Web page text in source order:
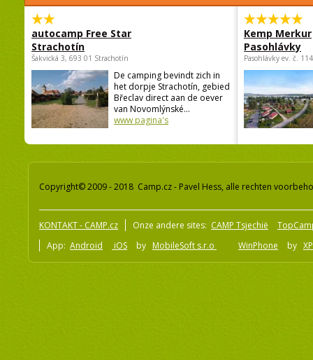
autocamp Free Star
Strachotín
Šakvická 3, 693 01 Strachotín
De camping bevindt zich in
het dorpje Strachotín, gebied
Břeclav direct aan de oever
van Novomlýnské...
www pagina's
Kemp Merkur
Pasohlávky
Pasohlávky ev. č.
Copyright© 2009 - 2018 Camp.cz - Pavel Hess, alle rechten
KONTAKT - CAMP.cz Onze andere sites: CAMP Tsjechië
App: Android iOS by MobileSoft s.r.o WinPhone by